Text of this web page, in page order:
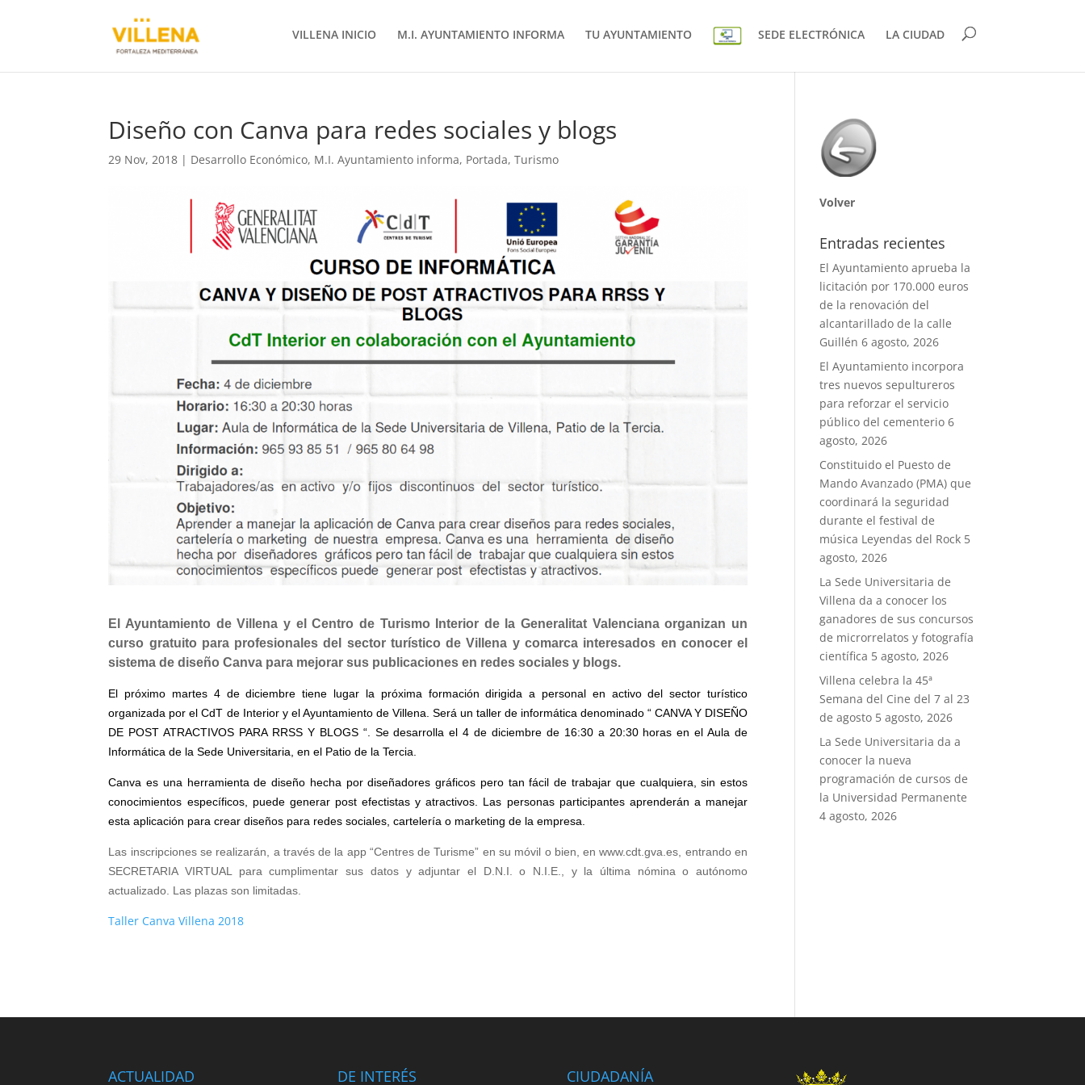
VILLENA INICIO M.I. AYUNTAMIENTO INFORMA TU AYUNTAMIENTO SEDE ELECTRÓNICA LA CIUDAD
Diseño con Canva para redes sociales y blogs
29 Nov, 2018 | Desarrollo Económico, M.I. Ayuntamiento informa, Portada,Turismo
El Ayuntamiento de Villena y el Centro de Turismo Interior de la Generalitat Valenciana organizan un
curso gratuito para profesionales del sector turístico de Villena y comarca interesados en conocer el
sistema de diseño Canva para mejorar sus publicaciones en redes sociales y blogs.
El próximo martes 4 de diciembre tiene lugar la próxima formación dirigida a personal en activo del sector turístico
organizada por el CdT de Interior y el Ayuntamiento de Villena. Será un taller de informática denominado “ CANVA Y DISEÑO
DE POST ATRACTIVOS PARA RRSS Y BLOGS “.
Se desarrolla el 4 de diciembre de 16:30 a 20:30 horas en el Aula de
Informática de la Sede Universitaria, en el Patio de la Tercia.
Canva es una herramienta de diseño hecha por diseñadores gráficos pero tan fácil de trabajar que cualquiera, sin estos
conocimientos específicos, puede generar post efectistas y atractivos. Las personas participantes aprenderán a manejar
esta aplicación para crear diseños para redes sociales, cartelería o marketing de la empresa.
Las inscripciones se realizarán, a través de la app “Centres de Turisme” en su móvil o bien, en www.cdt.gva.es, entrando en
SECRETARIA VIRTUAL para cumplimentar sus datos y adjuntar el D.N.I. o N.I.E., y la última nómina o autónomo
actualizado. Las plazas son limitadas.
Taller Canva Villena 2018
Volver
Entradas recientes
El Ayuntamiento aprueba la
licitación por 170.000 euros
de la renovación del
alcantarillado de la calle
Guillén 6 agosto, 2026
El Ayuntamiento incorpora
tres nuevos sepultureros
para reforzar el servicio
público del cementerio 6
agosto, 2026
Constituido el Puesto de
Mando Avanzado (PMA) que
coordinará la seguridad
durante el festival de
música Leyendas del Rock 5
agosto, 2026
La Sede Universitaria de
Villena da a conocer los
ganadores de sus concursos
de microrrelatos y fotografía
científica 5 agosto, 2026
Villena celebra la 45ª
Semana del Cine del 7 al 23
de agosto 5 agosto, 2026
La Sede Universitaria da a
conocer la nueva
programación de cursos de
la Universidad Permanente
4 agosto, 2026
ACTUALIDAD DE INTERÉS CIUDADANÍA